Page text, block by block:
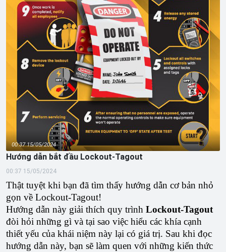
00:37 15/05/2024
Hướng dẫn bắt đầu Lockout-Tagout
00:37 15/05/2024
Thật tuyệt khi bạn đã tìm thấy hướng dẫn cơ bản nhỏ
gọn về Lockout-Tagout!
Hướng dẫn này giải thích quy trình Lockout-Tagout
đòi hỏi những gì và tại sao việc hiểu các khía cạnh
thiết yếu của khái niệm này lại có giá trị. Sau khi đọc
hướng dẫn này, bạn sẽ làm quen với những kiến ​​thức